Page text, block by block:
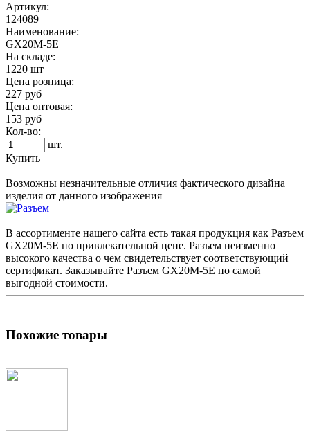
Артикул:
124089
Наименование:
GX20M-5E
На складе:
1220 шт
Цена розница:
227 руб
Цена оптовая:
153 руб
Кол-во:
шт.
Купить
Возможны незначительные отличия фактического дизайна
изделия от данного изображения
В ассортименте нашего сайта есть такая продукция как Разъем
GX20M-5E по привлекательной цене. Разъем неизменно
высокого качества о чем свидетельствует соответствующий
сертификат. Заказывайте Разъем GX20M-5E по самой
выгодной стоимости.
Похожие товары